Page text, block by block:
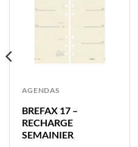
AGENDAS
BREFAX 17 –
RECHARGE
SEMAINIER